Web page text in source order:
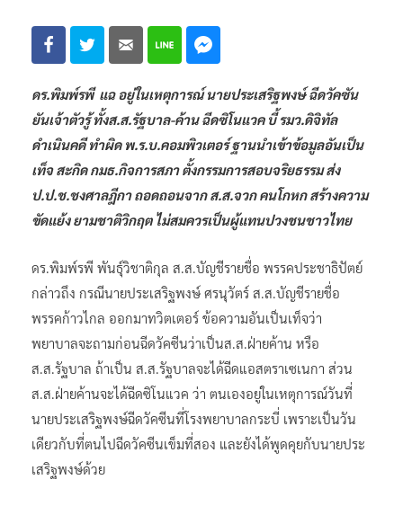
ดร.พิมพ์รพี แฉ อยู่ในเหตุการณ์ นายประเสริฐพงษ์ ฉีดวัคซัน
ยันเจ้าตัวรู้ ทั้งส.ส.รัฐบาล-ค้าน ฉีดซิโนแวค บี้ รมว.ดิจิทัล
ดำเนินคดี ทำผิด พ.ร.บ.คอมพิวเตอร์ ฐานนำเข้าข้อมูลอันเป็น
เท็จ สะกิด กมธ.กิจการสภา ตั้งกรรมการสอบจริยธรรม ส่ง
ป.ป.ช.ชงศาลฎีกา ถอดถอนจาก ส.ส.จวก คนโกหก สร้างความ
ขัดแย้ง ยามชาติวิกฤต ไม่สมควรเป็นผู้แทนปวงชนชาวไทย
ดร.พิมพ์รพี พันธุ์วิชาติกุล ส.ส.บัญชีรายชื่อ พรรคประชาธิปัตย์
กล่าวถึง กรณีนายประเสริฐพงษ์ ศรนุวัตร์ ส.ส.บัญชีรายชื่อ
พรรคก้าวไกล ออกมาทวิตเตอร์ ข้อความอันเป็นเท็จว่า
พยาบาลจะถามก่อนฉีดวัคซีนว่าเป็นส.ส.ฝ่ายค้าน หรือ
ส.ส.รัฐบาล ถ้าเป็น ส.ส.รัฐบาลจะได้ฉีดแอสตราเซเนกา ส่วน
ส.ส.ฝ่ายค้านจะได้ฉีดซิโนแวค ว่า ตนเองอยู่ในเหตุการณ์วันที่
นายประเสริฐพงษ์ฉีดวัคซีนที่โรงพยาบาลกระบี่ เพราะเป็นวัน
เดียวกับที่ตนไปฉีดวัคซีนเข็มที่สอง และยังได้พูดคุยกับนายประ
เสริฐพงษ์ด้วย